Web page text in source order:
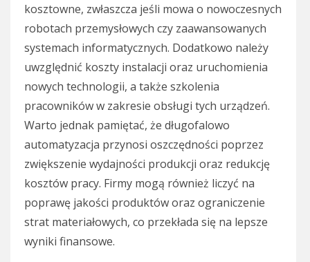
kosztowne, zwłaszcza jeśli mowa o nowoczesnych
robotach przemysłowych czy zaawansowanych
systemach informatycznych. Dodatkowo należy
uwzględnić koszty instalacji oraz uruchomienia
nowych technologii, a także szkolenia
pracowników w zakresie obsługi tych urządzeń.
Warto jednak pamiętać, że długofalowo
automatyzacja przynosi oszczędności poprzez
zwiększenie wydajności produkcji oraz redukcję
kosztów pracy. Firmy mogą również liczyć na
poprawę jakości produktów oraz ograniczenie
strat materiałowych, co przekłada się na lepsze
wyniki finansowe.